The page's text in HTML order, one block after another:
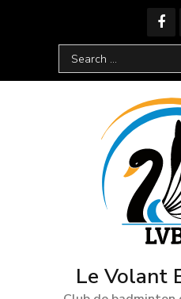
Search
for:
Le Volant